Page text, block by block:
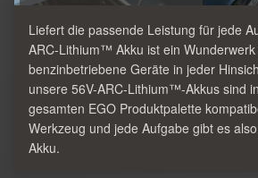
Liefert die passende Leistung für jede
ARC-Lithium™ Akku ist ein
benzinbetriebene Geräte in jeder
unsere 56V-ARC-Lithium™-Akkus sind
gesamten EGO Produktpalette
Werkzeug und jede Aufgabe gibt es
Akku.